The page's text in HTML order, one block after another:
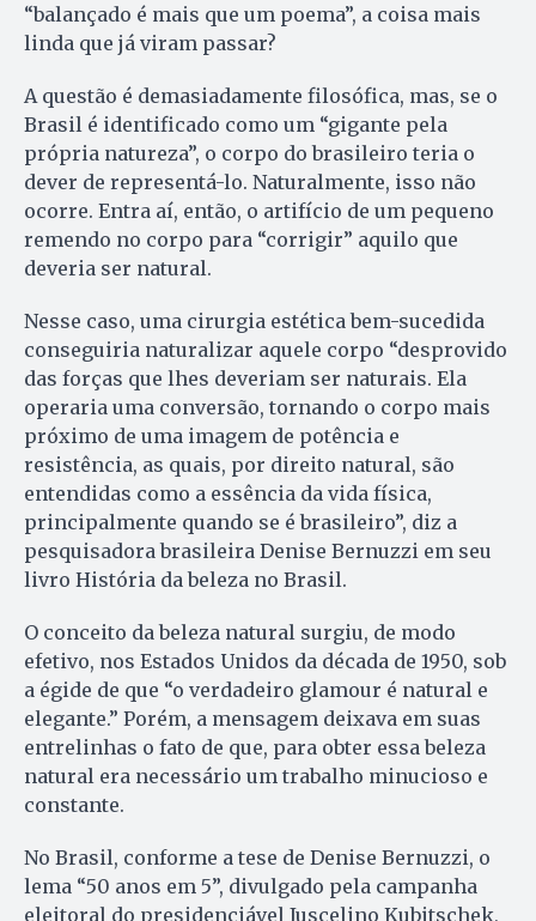
“balançado é mais que um poema”, a coisa mais
linda que já viram passar?
A questão é demasiadamente filosófica, mas, se o
Brasil é identificado como um “gigante pela
própria natureza”, o corpo do brasileiro teria o
dever de representá-lo. Natu­ralmente, isso não
ocorre. Entra aí, então, o artifício de um pequeno
remendo no corpo para “corrigir” aquilo que
deveria ser natural.
Nesse caso, uma cirurgia estética bem-sucedida
conseguiria naturalizar aquele corpo “desprovido
das forças que lhes deveriam ser naturais. Ela
operaria uma conversão, tornando o corpo mais
próximo de uma imagem de potência e
resistência, as quais, por direito natural, são
entendidas como a essência da vida física,
principalmente quando se é brasileiro”, diz a
pesquisadora brasileira Denise Bernuzzi em seu
livro História da beleza no Brasil.
O conceito da beleza natural surgiu, de modo
efetivo, nos Estados Unidos da década de 1950, sob
a égide de que “o verdadeiro glamour é natural e
elegante.” Porém, a mensagem deixava em suas
entrelinhas o fato de que, para obter essa beleza
natural era necessário um trabalho minucioso e
constante.
No Brasil, conforme a tese de Denise Bernuzzi, o
lema “50 anos em 5”, divulgado pela campanha
eleitoral do presidenciável Jus­ce­lino Kubitschek,